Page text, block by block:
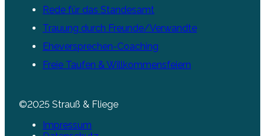
Rede für das Standesamt
Trauung durch Freunde/Verwandte
Eheversprechen-Coaching
Freie Taufen & Willkommensfeiern
©2025 Strauß & Fliege
Impressum